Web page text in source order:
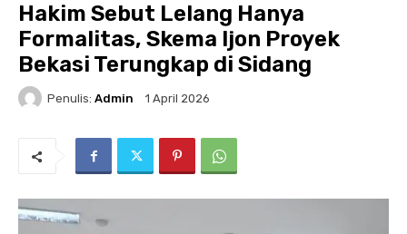
Hakim Sebut Lelang Hanya
Formalitas, Skema Ijon Proyek
Bekasi Terungkap di Sidang
Penulis: Admin 1 April 2026